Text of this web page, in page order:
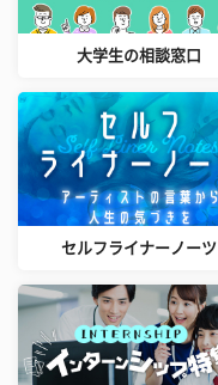
大学生の相談窓口
セルフライナーノーツ